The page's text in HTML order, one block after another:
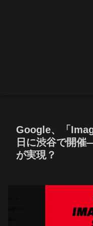
Google、「
日に渋谷で開
が実現？